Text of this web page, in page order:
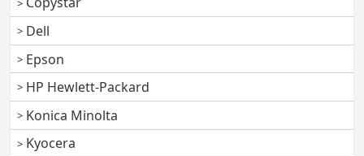
Dell
Epson
HP Hewlett-Packard
Konica Minolta
Kyocera